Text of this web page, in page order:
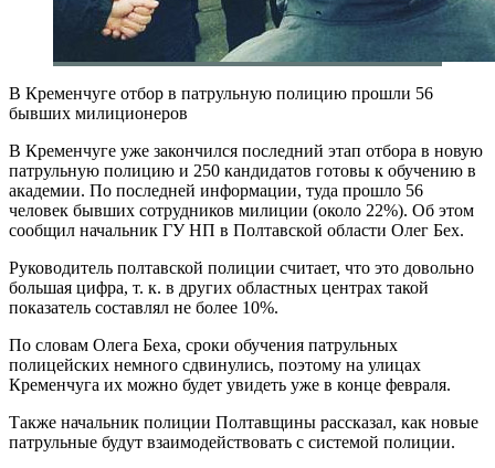
В Кременчуге отбор в патрульную полицию прошли 56
бывших милиционеров
В Кременчуге уже закончился последний этап отбора в новую
патрульную полицию и 250 кандидатов готовы к обучению в
академии. По последней информации, туда прошло 56
человек бывших сотрудников милиции (около 22%). Об этом
сообщил начальник ГУ НП в Полтавской области Олег Бех.
Руководитель полтавской полиции считает, что это довольно
большая цифра, т. к. в других областных центрах такой
показатель составлял не более 10%.
По словам Олега Беха, сроки обучения патрульных
полицейских немного сдвинулись, поэтому на улицах
Кременчуга их можно будет увидеть уже в конце февраля.
Также начальник полиции Полтавщины рассказал, как новые
патрульные будут взаимодействовать с системой полиции.